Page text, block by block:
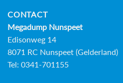
CONTACT
Megadump Nunspeet
Edisonweg 14
8071 RC Nunspeet (Gelderland)
Tel: 0341-701155